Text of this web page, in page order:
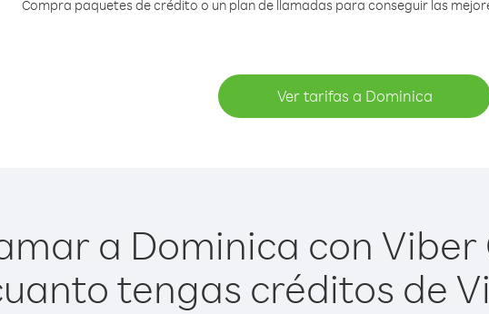
Compra paquetes de crédito o un plan de llamadas para conseguir las
Ver tarifas a Dominica
a Dominica con Viber
tengas créditos de